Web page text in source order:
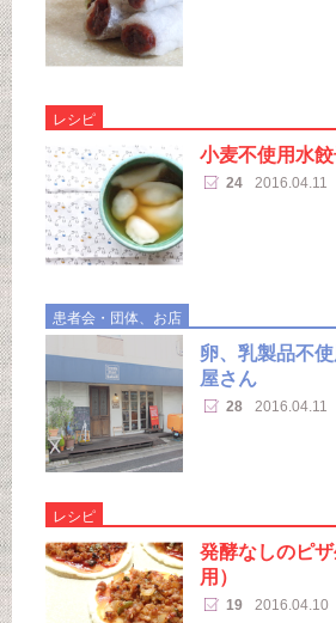
レシピ
小麦不使用水
24 2016.04.11
患者会・団体、お店
卵、乳製品不
屋さん
28 2016.04.11
レシピ
発酵なしのピ
用）
19 2016.04.10